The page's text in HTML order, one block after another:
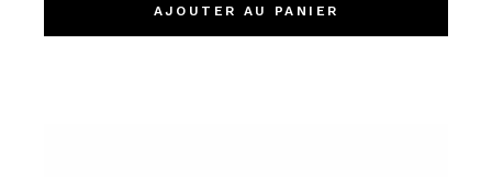
AJOUTER AU PANIER